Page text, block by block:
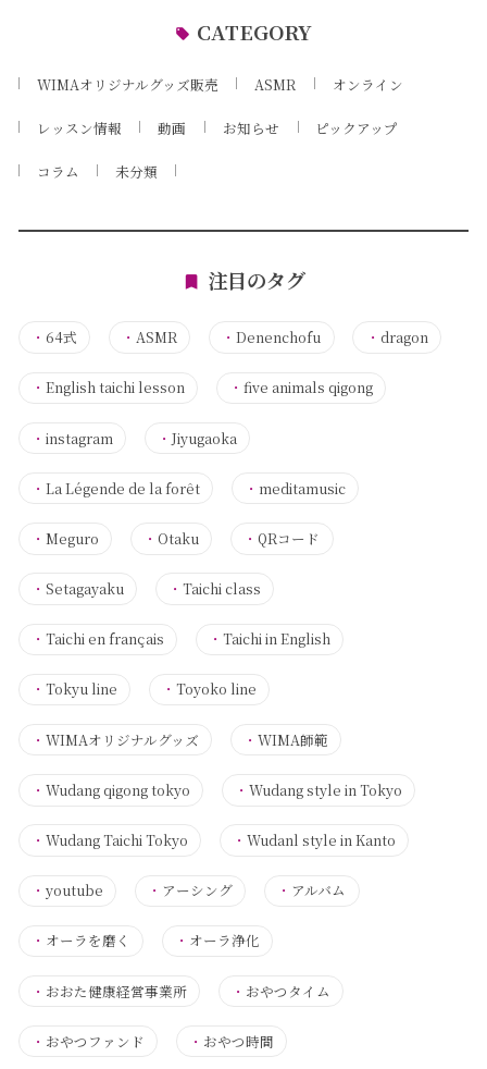
CATEGORY
WIMAオリジナルグッズ販売 ASMR オンライン
レッスン情報 動画 お知らせ ピックアップ
コラム 未分類
注目のタグ
・ 64式 ・ASMR ・Denenchofu ・ dragon
・ English taichi lesson ・five animals qigong
・ instagram ・Jiyugaoka
・ La Légende de la forêt ・ meditamusic
・ Meguro ・ Otaku ・QRコード
・ Setagayaku ・Taichi class
・ Taichi en français ・Taichi in English
・ Tokyu line ・Toyoko line
・ WIMAオリジナルグッズ ・WIMA師範
・ Wudang qigong tokyo ・Wudang style in Tokyo
・ Wudang Taichi Tokyo ・Wudanl style in Kanto
・ youtube ・ アーシング ・ アルバム
・ オーラを磨く ・ オーラ浄化
・ おおた健康経営事業所 ・ おやつタイム
・ おやつファンド ・ おやつ時間